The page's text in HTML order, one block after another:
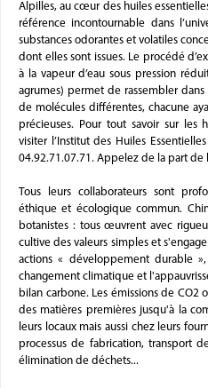
Alpilles, au cœur des huiles
référence incontournable dans
substances odorantes et volatiles
dont elles sont issues. Le procédé
à la vapeur d’eau sous pression
agrumes) permet de rassembler dans
de molécules différentes, chacune
précieuses. Pour tout savoir sur les
visiter l’Institut des Huiles
04.92.71.07.71. Appelez de la part de
Tous leurs collaborateurs sont
éthique et écologique commun.
botanistes : tous œuvrent avec
cultive des valeurs simples et
actions « développement durable
changement climatique et
bilan carbone. Les émissions de CO2
des matières premières jusqu'à la
leurs locaux mais aussi chez leurs
processus de fabrication, transport
élimination de déchets...